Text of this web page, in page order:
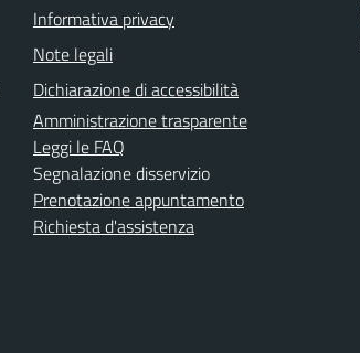
Informativa privacy
Note legali
Dichiarazione di accessibilità
Amministrazione trasparente
Leggi le FAQ
Segnalazione disservizio
Prenotazione appuntamento
Richiesta d'assistenza